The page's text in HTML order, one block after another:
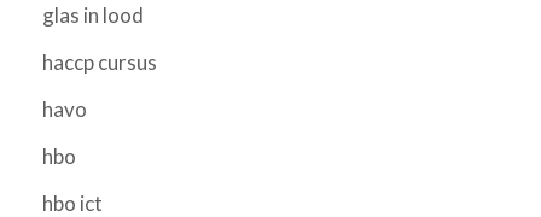
glas in lood
haccp cursus
havo
hbo
hbo ict